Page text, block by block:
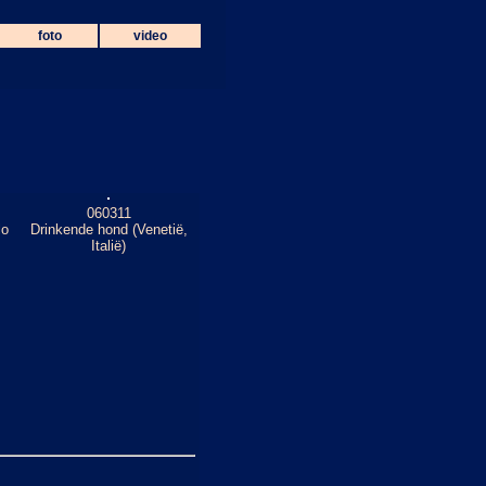
foto video
060311
Drinkende hond (Venetië,
Italië)